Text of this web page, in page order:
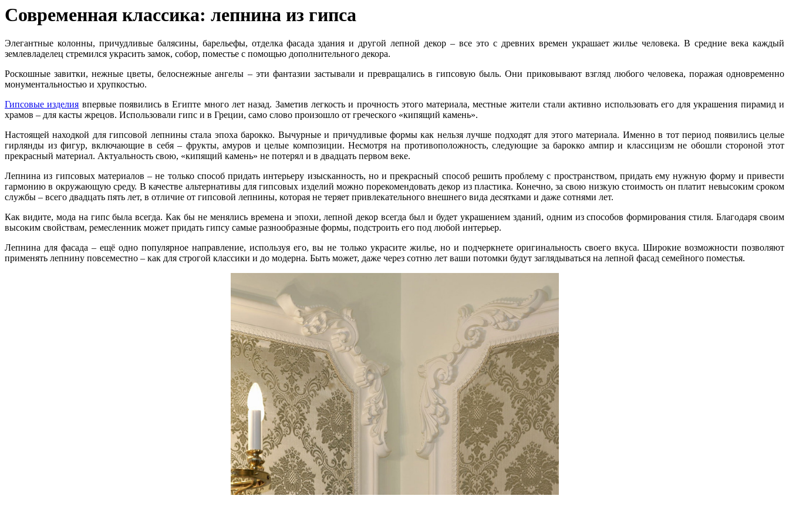
Современная классика: лепнина из гипса
Элегантные колонны, причудливые балясины, барельефы, отделка фасада здания и другой лепной декор – все это с древних времен украшает жилье человека. В средние века каждый
землевладелец стремился украсить замок, собор, поместье с помощью дополнительного декора.
Роскошные завитки, нежные цветы, белоснежные ангелы – эти фантазии застывали и превращались в гипсовую быль. Они приковывают взгляд любого человека, поражая одновременно
монументальностью и хрупкостью.
Гипсовые изделия впервые появились в Египте много лет назад. Заметив легкость и прочность этого материала, местные жители стали активно использовать его для украшения пирамид и
храмов – для касты жрецов. Использовали гипс и в Греции, само слово произошло от греческого «кипящий камень».
Настоящей находкой для гипсовой лепнины стала эпоха барокко. Вычурные и причудливые формы как нельзя лучше подходят для этого материала. Именно в тот период появились целые
гирлянды из фигур, включающие в себя – фрукты, амуров и целые композиции. Несмотря на противоположность, следующие за барокко ампир и классицизм не обошли стороной этот
прекрасный материал. Актуальность свою, «кипящий камень» не потерял и в двадцать первом веке.
Лепнина из гипсовых материалов – не только способ придать интерьеру изысканность, но и прекрасный способ решить проблему с пространством, придать ему нужную форму и привести
гармонию в окружающую среду. В качестве альтернативы для гипсовых изделий можно порекомендовать декор из пластика. Конечно, за свою низкую стоимость он платит невысоким сроком
службы – всего двадцать пять лет, в отличие от гипсовой лепнины, которая не теряет привлекательного внешнего вида десятками и даже сотнями лет.
Как видите, мода на гипс была всегда. Как бы не менялись времена и эпохи, лепной декор всегда был и будет украшением зданий, одним из способов формирования стиля. Благодаря своим
высоким свойствам, ремесленник может придать гипсу самые разнообразные формы, подстроить его под любой интерьер.
Лепнина для фасада – ещё одно популярное направление, используя его, вы не только украсите жилье, но и подчеркнете оригинальность своего вкуса. Широкие возможности позволяют
применять лепнину повсеместно – как для строгой классики и до модерна. Быть может, даже через сотню лет ваши потомки будут заглядываться на лепной фасад семейного поместья.